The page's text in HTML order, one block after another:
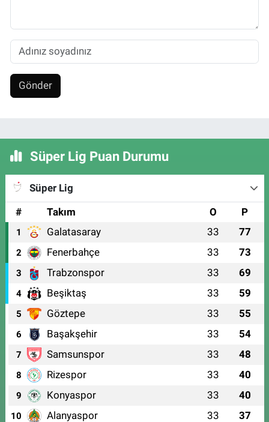
Gönder
Süper Lig Puan Durumu
Süper Lig
#
Takım O P
1 Galatasaray 33 77
2 Fenerbahçe 33 73
3 Trabzonspor 33 69
4 Beşiktaş 33 59
5 Göztepe 33 55
6 Başakşehir 33 54
7 Samsunspor 33 48
8 Rizespor 33 40
9 Konyaspor 33 40
10 Alanyaspor 33 37